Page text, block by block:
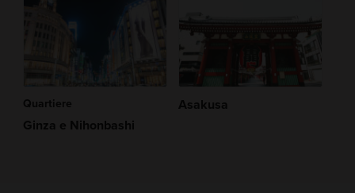
Quartiere
Ginza e Nihonbashi
Asakusa